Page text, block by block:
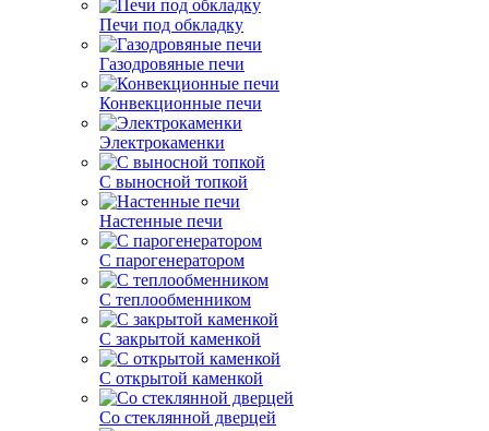
Печи под обкладку
Газодровяные печи
Конвекционные печи
Электрокаменки
С выносной топкой
Настенные печи
С парогенератором
С теплообменником
С закрытой каменкой
С открытой каменкой
Со стеклянной дверцей